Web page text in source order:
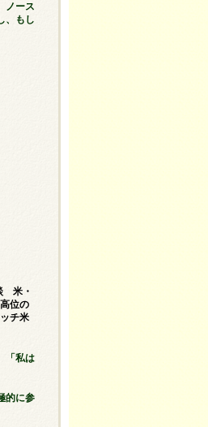
ノース
、もし
米・
位の
チ米
「私は
的に参